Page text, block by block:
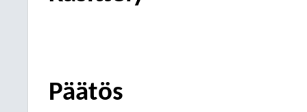
Päätös